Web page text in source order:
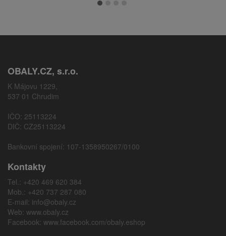
OBALY.CZ, s.r.o.
K Májovu 1229,
537 01 Chrudim
IČO: 25113224
DIČ: CZ25113224
Bankovní spojení: 107-1358950267/0100
Kontakty
Tel.: +420 469 620 384
Mob.: +420 737 287 080
E-mail: info@obaly.cz
Web: www.obaly.cz
Facebook: www.facebook.com/obaly.eshop